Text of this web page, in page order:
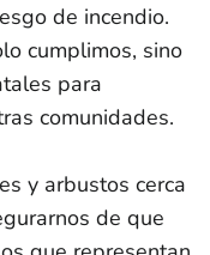
de incendio.
cumplimos, sino
para
comunidades.
y arbustos cerca
de que